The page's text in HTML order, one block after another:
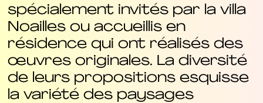
spécialement invités par la villa
Noailles ou accueillis en
résidence qui ont réalisés des
œuvres originales. La diversité
de leurs propositions esquisse
la variété des paysages